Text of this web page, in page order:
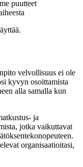
puutteet
velvollisuus ei ole
kyvyn osoittamista
alla samalla kun
ja
jotka vaikuttavat
organisaatioitasi,